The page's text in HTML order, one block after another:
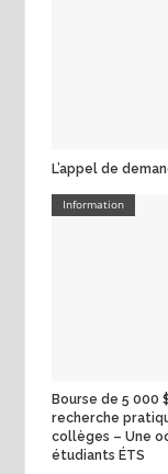
L’appel de
Information
Bourse de 5 000
recherche
collèges – Une
étudiants ÉTS